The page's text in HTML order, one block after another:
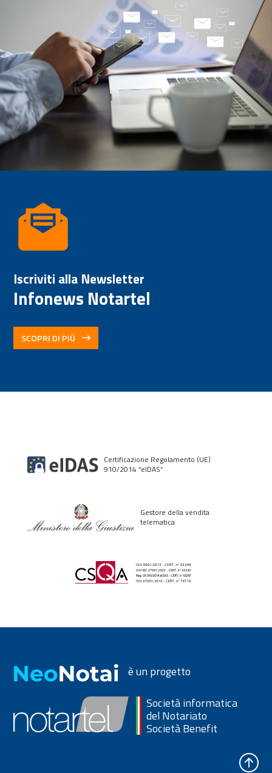
Iscriviti alla Newsletter
Infonews Notartel
SCOPRI DI PIÙ
Certificazione Regolamento (UE)
910/2014 “elDAS”
Gestore della vendita
telematica
è un progetto
Società informatica
del Notariato
Società Benefit